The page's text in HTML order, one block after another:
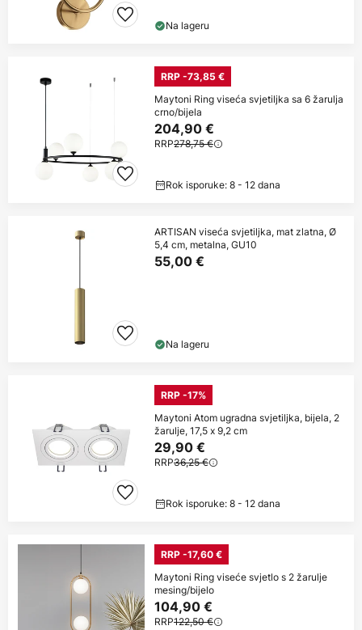
Na lageru
RRP -73,85 €
Maytoni Ring viseća svjetiljka sa 6 žarulja
crno/bijela
204,90 €
RRP278,75 €
Rok isporuke: 8 - 12 dana
ARTISAN viseća svjetiljka, mat zlatna, Ø
5,4 cm, metalna, GU10
55,00 €
Na lageru
RRP -17%
Maytoni Atom ugradna svjetiljka, bijela, 2
žarulje, 17,5 x 9,2 cm
29,90 €
RRP36,25 €
Rok isporuke: 8 - 12 dana
RRP -17,60 €
Maytoni Ring viseće svjetlo s 2 žarulje
mesing/bijelo
104,90 €
RRP122,50 €